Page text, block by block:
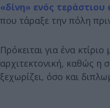
«δίνη» ενός
που τάραξε την πόλη
Πρόκειται για ένα
αρχιτεκτονική, καθώς η
ξεχωρίζει, όσο και